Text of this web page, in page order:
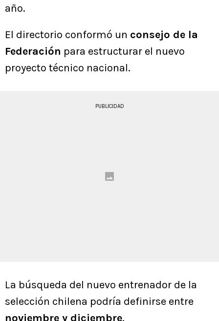
año.
El directorio conformó un consejo de la
Federación para estructurar el nuevo
proyecto técnico nacional.
PUBLICIDAD
La búsqueda del nuevo entrenador de la
selección chilena podría definirse entre
noviembre y diciembre.